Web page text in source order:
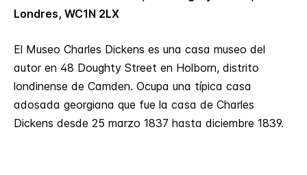
Londres, WC1N 2LX
El Museo Charles Dickens es una casa museo del
autor en 48 Doughty Street en Holborn, distrito
londinense de Camden. Ocupa una típica casa
adosada georgiana que fue la casa de Charles
Dickens desde 25 marzo 1837 hasta diciembre 1839.